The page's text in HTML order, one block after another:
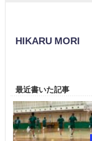
HIKARU MORI
最近書いた記事